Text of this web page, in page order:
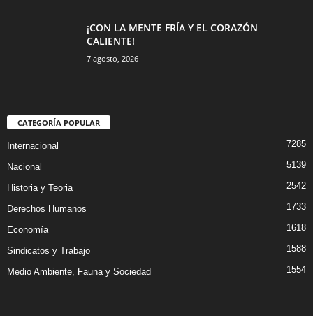
¡CON LA MENTE FRÍA Y EL CORAZÓN
CALIENTE!
7 agosto, 2026
CATEGORÍA POPULAR
Internacional 7285
Nacional 5139
Historia y Teoria 2542
Derechos Humanos 1733
Economía 1618
Sindicatos y Trabajo 1588
Medio Ambiente, Fauna y Sociedad 1554